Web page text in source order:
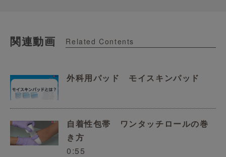
関連動画 Related Contents
外科用パッド モイスキンパッド
自着性包帯 ワンタッチロールの巻
き方
0:55